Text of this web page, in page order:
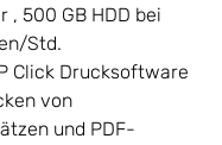
, 500 GB HDD bei
Std.
Click Drucksoftware
von
und PDF-